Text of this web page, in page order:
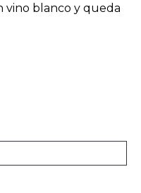
vino blanco y queda